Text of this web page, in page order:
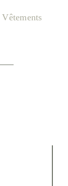
Vêtements